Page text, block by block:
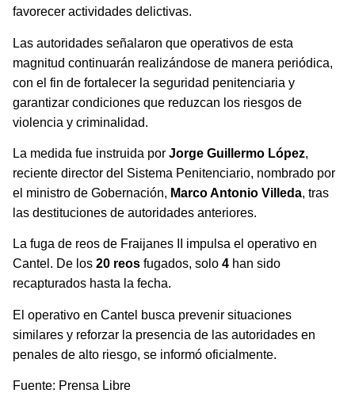
favorecer actividades delictivas.
Las autoridades señalaron que operativos de esta
magnitud continuarán realizándose de manera periódica,
con el fin de fortalecer la seguridad penitenciaria y
garantizar condiciones que reduzcan los riesgos de
violencia y criminalidad.
La medida fue instruida por Jorge Guillermo López,
reciente director del Sistema Penitenciario, nombrado por
el ministro de Gobernación, Marco Antonio Villeda, tras
las destituciones de autoridades anteriores.
La fuga de reos de Fraijanes II impulsa el operativo en
Cantel. De los 20 reos fugados, solo 4 han sido
recapturados hasta la fecha.
El operativo en Cantel busca prevenir situaciones
similares y reforzar la presencia de las autoridades en
penales de alto riesgo, se informó oficialmente.
Fuente: Prensa Libre